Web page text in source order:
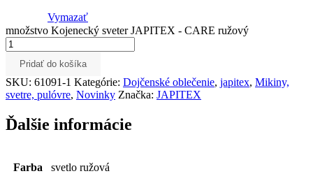
Vymazať
množstvo Kojenecký sveter JAPITEX - CARE ružový
Pridať do košíka
SKU: 61091-1 Kategórie: Dojčenské oblečenie, japitex, Mikiny,
svetre, pulóvre, Novinky Značka: JAPITEX
Ďalšie informácie
Farba svetlo ružová